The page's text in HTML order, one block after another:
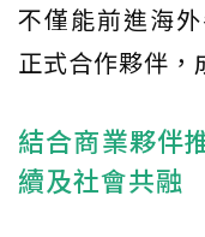
不僅能前進海
正式合作夥伴，
結合商業夥伴
續及社會共融